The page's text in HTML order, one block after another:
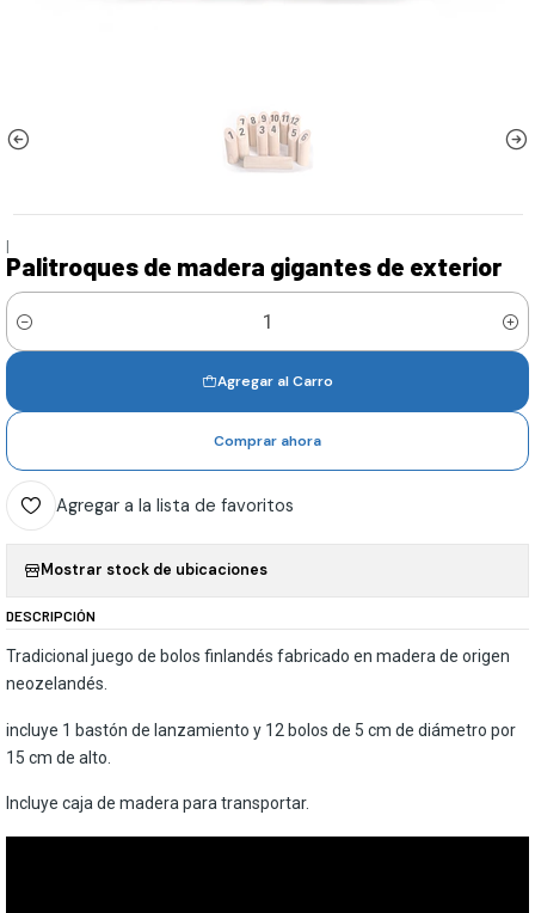
|
Palitroques de madera gigantes de exterior
Cantidad
Agregar al Carro
Comprar ahora
Agregar a la lista de favoritos
Mostrar stock de ubicaciones
DESCRIPCIÓN
Tradicional juego de bolos finlandés fabricado en madera de origen
neozelandés.
incluye 1 bastón de lanzamiento y 12 bolos de 5 cm de diámetro por
15 cm de alto.
Incluye caja de madera para transportar.